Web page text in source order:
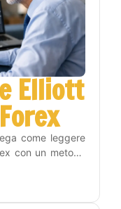
Elliott
come leggere
con un metodo